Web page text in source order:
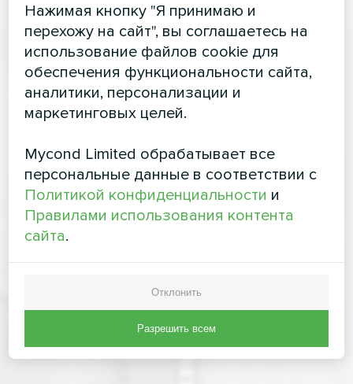
Нажимая кнопку "Я принимаю и
перехожу на сайт", вы соглашаетесь на
использование файлов cookie для
обеспечения функциональности сайта,
аналитики, персонализации и
маркетинговых целей.
Mycond Limited обрабатывает все
персональные данные в соответствии с
Политикой конфиденциальности и
Правилами использования контента
сайта.
Отклонить
Разрешить всем